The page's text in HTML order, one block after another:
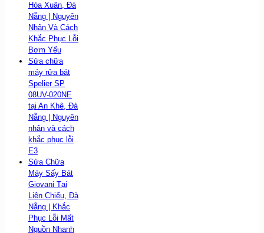
Hòa Xuân, Đà
Nẵng | Nguyên
Nhân Và Cách
Khắc Phục Lỗi
Bơm Yếu
Sửa chữa
máy rửa bát
Spelier SP
08UV-020NE
tại An Khê, Đà
Nẵng | Nguyên
nhân và cách
khắc phục lỗi
E3
Sửa Chữa
Máy Sấy Bát
Giovani Tại
Liên Chiểu, Đà
Nẵng | Khắc
Phục Lỗi Mất
Nguồn Nhanh